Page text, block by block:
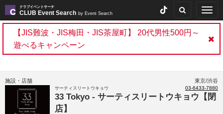
クラブイベントサーチ
CLUB Event Search by Event Search
【JIS難波・JIS梅田・JIS茶屋町】 20代男性500円～
遊べるキャンペーン
施設・店舗 東京/渋谷
03-6433-7880
サーティスリートウキョウ
33 Tokyo - サーティスリートウキョウ【閉
店】